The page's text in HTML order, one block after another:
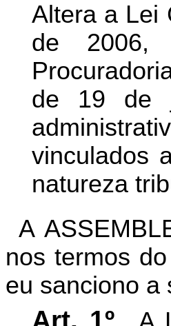
Altera a Lei
de 2006,
de 19 de
vinculados
natureza
A
nos termos
eu sanciono a